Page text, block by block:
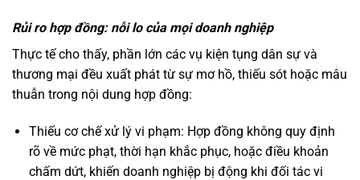
Rủi ro hợp đồng: nỗi lo của mọi doanh nghiệp
Thực tế cho thấy, phần lớn các vụ kiện tụng dân sự và
thương mại đều xuất phát từ sự mơ hồ, thiếu sót hoặc mâu
thuẫn trong nội dung hợp đồng:
Thiếu cơ chế xử lý vi phạm: Hợp đồng không quy định
rõ về mức phạt, thời hạn khắc phục, hoặc điều khoản
chấm dứt, khiến doanh nghiệp bị động khi đối tác vi